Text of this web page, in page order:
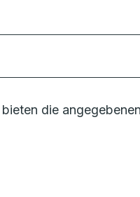
die